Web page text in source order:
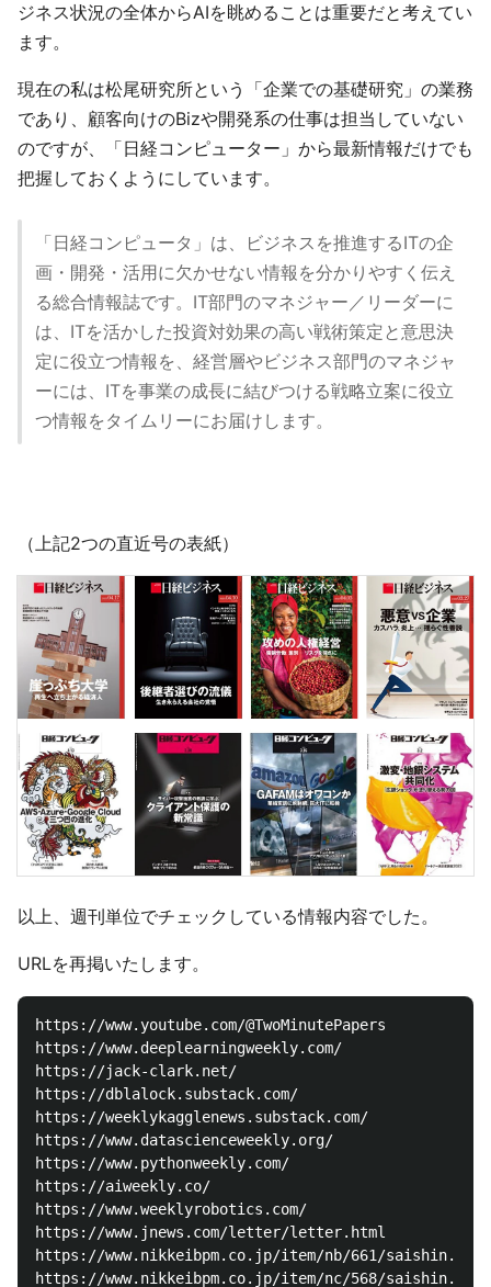
ジネス状況の全体からAIを眺めることは重要だと考えてい
ます。
現在の私は松尾研究所という「企業での基礎研究」の業務
であり、顧客向けのBizや開発系の仕事は担当していない
のですが、「日経コンピューター」から最新情報だけでも
把握しておくようにしています。
「日経コンピュータ」は、ビジネスを推進するITの企
画・開発・活用に欠かせない情報を分かりやすく伝え
る総合情報誌です。IT部門のマネジャー／リーダーに
は、ITを活かした投資対効果の高い戦術策定と意思決
定に役立つ情報を、経営層やビジネス部門のマネジャ
ーには、ITを事業の成長に結びつける戦略立案に役立
つ情報をタイムリーにお届けします。
（上記2つの直近号の表紙）
以上、週刊単位でチェックしている情報内容でした。
URLを再掲いたします。
https://www.youtube.com/@TwoMinutePapers
https://www.deeplearningweekly.com/
https://jack-clark.net/
https://dblalock.substack.com/
https://weeklykagglenews.substack.com/
https://www.datascienceweekly.org/
https://www.pythonweekly.com/
https://aiweekly.co/
https://www.weeklyrobotics.com/
https://www.jnews.com/letter/letter.html
https://www.nikkeibpm.co.jp/item/nb/661/saishin.html